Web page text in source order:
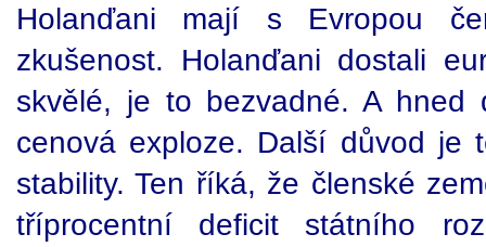
Holanďani mají s Evropou
zkušenost. Holanďani dostali
skvělé, je to bezvadné. A hned
cenová exploze. Další důvod je
stability. Ten říká, že členské
tříprocentní deficit státního